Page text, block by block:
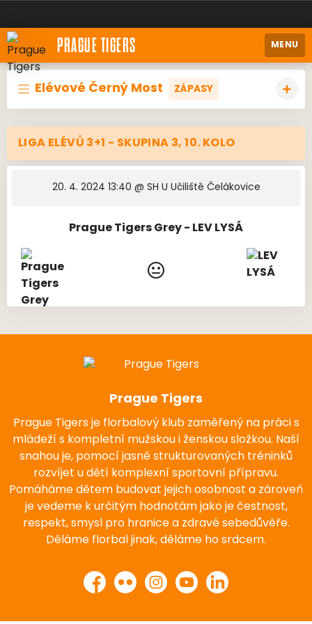
PRAGUE TIGERS MENU
Elévové Černý Most ZÁPASY
LIGA ELÉVŮ 3+1 - SKUPINA 3, 10. KOLO
20. 4. 2024 13:40 @ SH U Učiliště Čelákovice
Prague Tigers Grey - LEV LYSÁ
Prague Tigers
Prague Tigers je florbalový klub zaměřený na práci s
mládeží s kompletní mužskou i ženskou složkou. Naší
snahou je, pomocí jasně strukturovaných tréninků
rozvíjet u dětí komplexní sportovní přípravu.
Pomáháme dětem budovat jejich osobnost a zároveň
je vedeme k určitým hodnotám jako je čestnost,
respekt, smysl pro hranice a zdravé sebedůvěře.
Děláme florbal jinak, děláme ho srdcem.
Facebook
Flickr InstagramYouTubeLinkedIn